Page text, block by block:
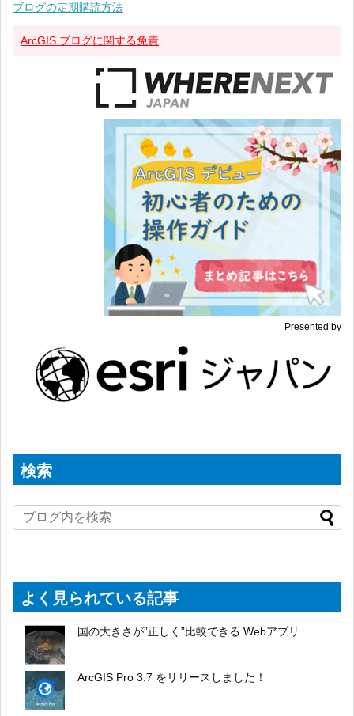
ブログの定期購読方法
ArcGIS ブログに関する免責
Presented by
検索
よく見られている記事
国の大きさが”正しく”比較できる Webアプリ
ArcGIS Pro 3.7 をリリースしました！